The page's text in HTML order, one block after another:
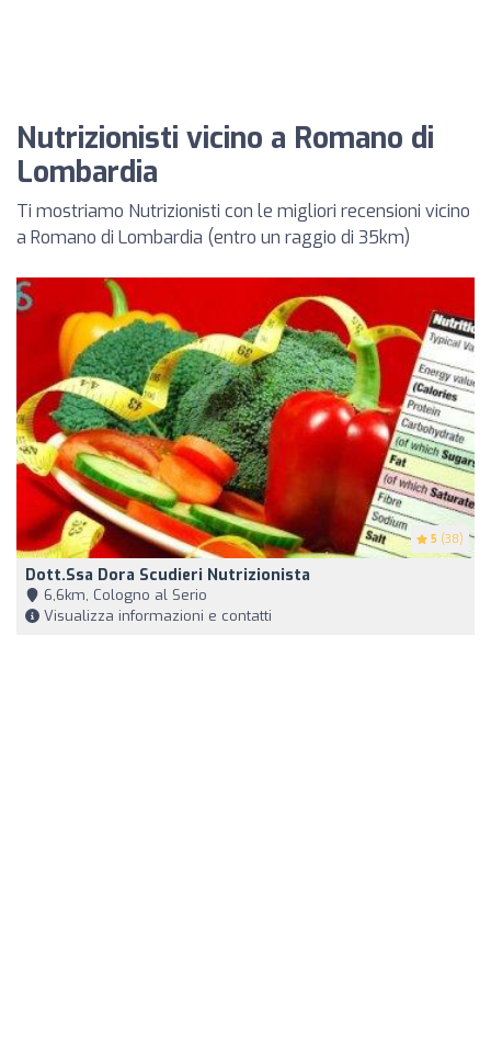
Nutrizionisti vicino a Romano di
Lombardia
Ti mostriamo Nutrizionisti con le migliori recensioni vicino
a Romano di Lombardia (entro un raggio di 35km)
5 (38)
Dott.ssa Dora Scudieri Nutrizionista
6,6km, Cologno al Serio
Visualizza informazioni e contatti